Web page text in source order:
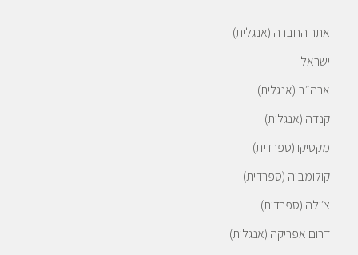
אתר החברה (אנגלית)
ישראל
ארה״ב (אנגלית)
קנדה (אנגלית)
מקסיקו (ספרדית)
קולומביה (ספרדית)
צ׳ילה (ספרדית)
דרום אפריקה (אנגלית)